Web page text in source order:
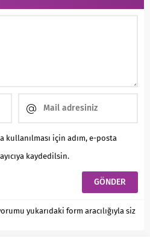
kullanılması için adım, e-posta
kaydedilsin.
yukarıdaki form aracılığıyla siz